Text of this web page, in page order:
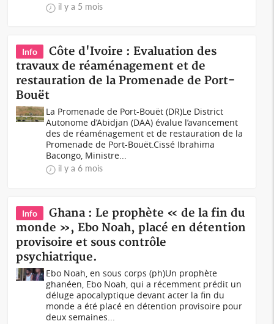
il y a 5 mois
Info
Côte d'Ivoire : Evaluation des
travaux de réaménagement et de
restauration de la Promenade de Port-
Bouët
La Promenade de Port-Bouët (DR)Le District
Autonome d’Abidjan (DAA) évalue l’avancement
des de réaménagement et de restauration de la
Promenade de Port-Bouët.Cissé Ibrahima
Bacongo, Ministre...
il y a 6 mois
Info
Ghana : Le prophète « de la fin du
monde », Ebo Noah, placé en détention
provisoire et sous contrôle
psychiatrique.
Ebo Noah, en sous corps (ph)Un prophète
ghanéen, Ebo Noah, qui a récemment prédit un
déluge apocalyptique devant acter la fin du
monde a été placé en détention provisoire pour
deux semaines...